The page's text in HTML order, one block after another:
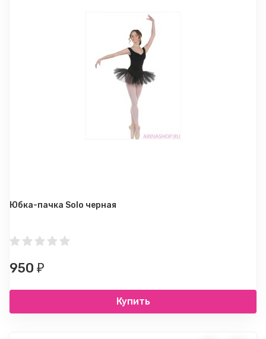
Юбка-пачка Solo черная
950 ₽
Купить